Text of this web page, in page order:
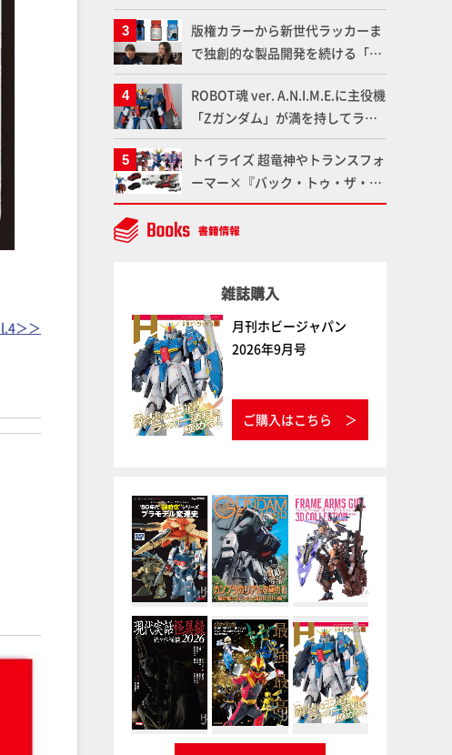
＞＞
造形で登場！気になる仕様を試作
品の撮り下ろしでご紹介!!さらに
「大鉄人17」＆「ワンエイト」セ
ット情報もお届け！【超合金の
魂】
版権カラーから新世代ラッカーま
で独創的な製品開発を続ける「ガ
イアノーツ」に塗料開発の裏側と
ラッカー塗料の未来についてイン
タビュー！
ROBOT魂 ver. A.N.I.M.E.に主役機
「Zガンダム」が満を持してライ
ンナップ！ウェイブライダーへの
変形、劇中どおりのプロポーショ
ンを再現【機動戦士Zガンダム】
トイライズ 超竜神やトランスフォ
ーマー×『バック・トゥ・ザ・フ
ューチャー』コラボアイテムな
ど、タカラトミーの注目アイテム
雑誌購入
月刊ホビージャパン
2026年9月号
ご購入はこちら